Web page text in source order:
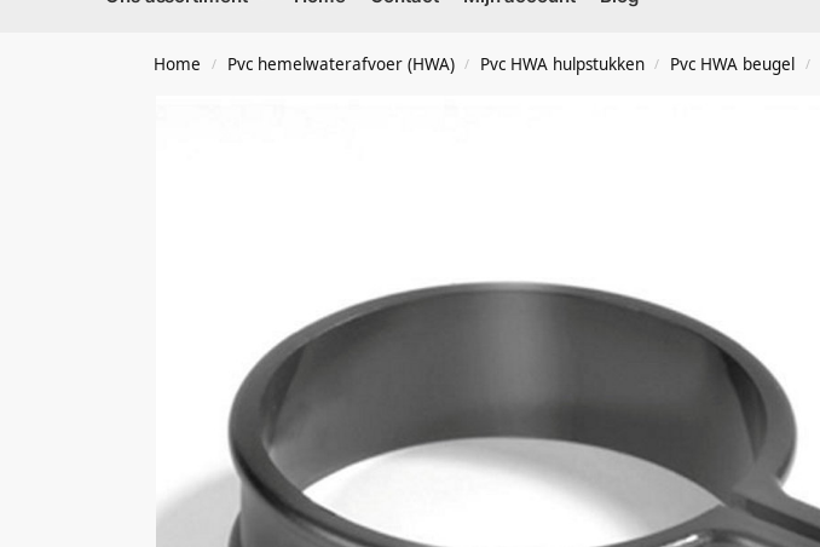
Home / Pvc hemelwaterafvoer (HWA) / Pvc HWA hulpstukken / Pvc HWA beugel /